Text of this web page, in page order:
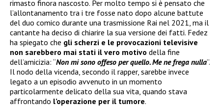
rimasto finora nascosto. Per molto tempo si è pensato che
l’allontanamento tra i tre fosse nato dopo alcune battute
del duo comico durante una trasmissione Rai nel 2021, ma il
cantante ha deciso di chiarire la sua versione dei fatti. Fedez
ha spiegato che gli scherzi e le provocazioni televisive
non sarebbero mai stati il vero motivo della fine
dell’amicizia: “Non mi sono offeso per quello. Me ne frega nulla”.
Il nodo della vicenda, secondo il rapper, sarebbe invece
legato a un episodio avvenuto in un momento
particolarmente delicato della sua vita, quando stava
affrontando l’operazione per il tumore.